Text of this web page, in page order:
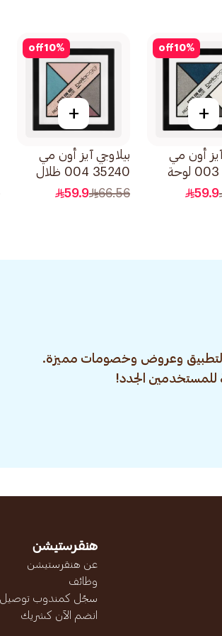
10%
off
+
آيز أون مي
35240 003 لوحة
59.9
10%
off
+
بيلاوجي آيز أون مي
35240 004 ظلال
عيون سائل 1قطعة
66.56
59.9
وعروض وخصومات مميزة.
للمستخدمين الجدد!
هنقرستيشن
عن هنقرستيشن
وظائف
سجّل كمندوب توصيل
انضم الآن كشريك